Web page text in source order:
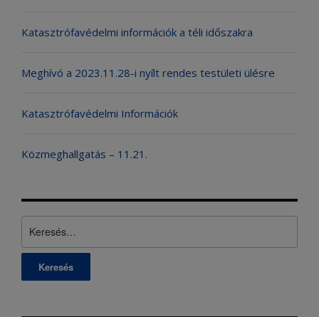
Katasztrófavédelmi információk a téli időszakra
Meghívó a 2023.11.28-i nyílt rendes testületi ülésre
Katasztrófavédelmi Információk
Közmeghallgatás – 11.21.